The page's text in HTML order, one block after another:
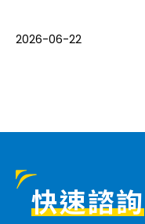
2026-06-22
快速諮詢